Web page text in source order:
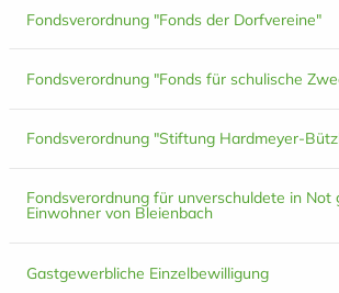
Fondsverordnung "Fonds der Dorfvereine"
Fondsverordnung "Fonds für schulische
Fondsverordnung "Stiftung Hardmeyer-
Fondsverordnung für unverschuldete in Not
Einwohner von Bleienbach
Gastgewerbliche Einzelbewilligung